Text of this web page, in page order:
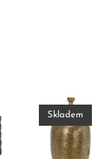
Skladem